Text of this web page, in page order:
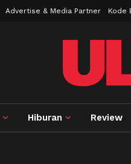
Advertise & Media Partner Kode
Hiburan Review